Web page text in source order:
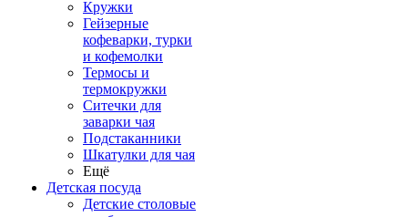
Кружки
Гейзерные
кофеварки, турки
и кофемолки
Термосы и
термокружки
Ситечки для
заварки чая
Подстаканники
Шкатулки для чая
Ещё
Детская посуда
Детские столовые